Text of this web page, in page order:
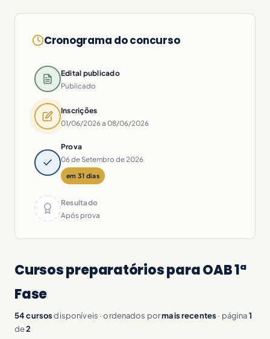
Cronograma do concurso
Edital publicado
Publicado
Inscrições
01/06/2026 a 08/06/2026
Prova
06 de Setembro de 2026
em 31 dias
Resultado
Após prova
Cursos preparatórios para OAB 1ª
Fase
54 cursosdisponíveis · ordenados pormais recentes · página1
de2